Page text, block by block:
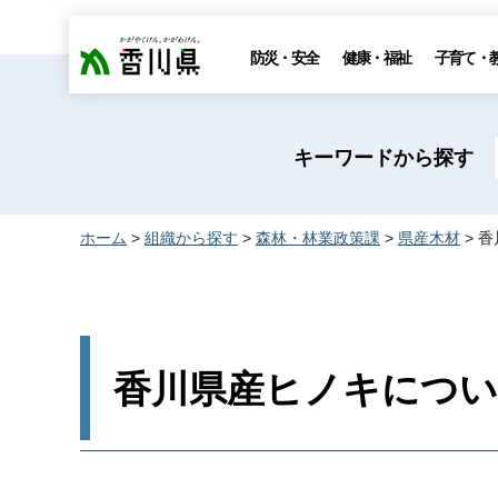
香川県 防災・安全 健康・福祉 子育て・
キーワードから探す
ホーム > 組織から探す > 森林・林業政策課 > 県産木材 > 香
香川県産ヒノキにつ